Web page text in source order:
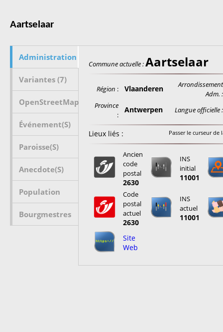
Aartselaar
Administration
Variantes (7)
OpenStreetMap
Événement(s)
Paroisse(s)
Anecdote(s)
Population
Bourgmestres
Commune actuelle :Aartselaar
Région : Vlaanderen
Arrondissement
Adm. :
Province
:
Antwerpen Langue officielle :
Lieux liés : Passer le curseur
Ancien
code
postal
2630
INS
initial
11001
Code
postal
actuel
2630
INS
actuel
11001
Site
Web